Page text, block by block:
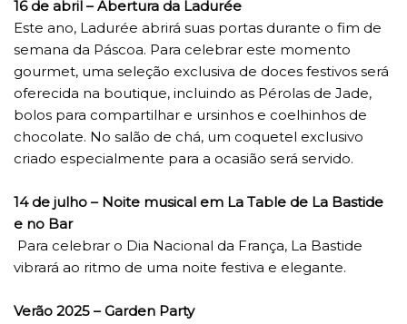
16 de abril – Abertura da Ladurée
Este ano, Ladurée abrirá suas portas durante o fim de
semana da Páscoa. Para celebrar este momento
gourmet, uma seleção exclusiva de doces festivos será
oferecida na boutique, incluindo as Pérolas de Jade,
bolos para compartilhar e ursinhos e coelhinhos de
chocolate. No salão de chá, um coquetel exclusivo
criado especialmente para a ocasião será servido.
14 de julho – Noite musical em La Table de La Bastide
e no Bar
Para celebrar o Dia Nacional da França, La Bastide
vibrará ao ritmo de uma noite festiva e elegante.
Verão 2025 – Garden Party